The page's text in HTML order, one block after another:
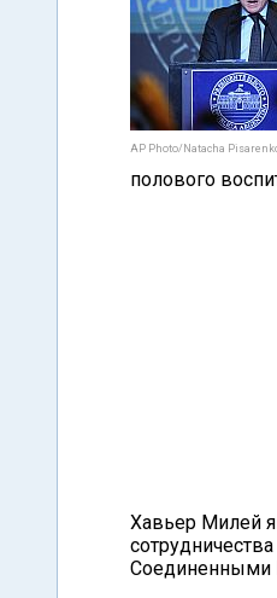
AP Photo/Natacha
полового
Хавьер Милей
Соединенными